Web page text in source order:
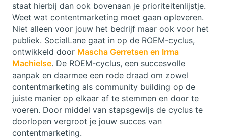
staat hierbij dan ook bovenaan je prioriteitenlijstje.
Weet wat contentmarketing moet gaan opleveren.
Niet alleen voor jouw het bedrijf maar ook voor het
publiek. SocialLane gaat in op de ROEM-cyclus,
ontwikkeld door Mascha Gerretsen en Irma
Machielse. De ROEM-cyclus, een succesvolle
aanpak en daarmee een rode draad om zowel
contentmarketing als community building op de
juiste manier op elkaar af te stemmen en door te
voeren. Door middel van stapsgewijs de cyclus te
doorlopen vergroot je jouw succes van
contentmarketing.